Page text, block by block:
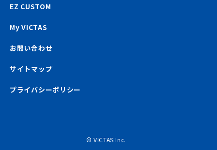
EZ CUSTOM
My VICTAS
お問い合わせ
サイトマップ
プライバシーポリシー
© VICTAS Inc.